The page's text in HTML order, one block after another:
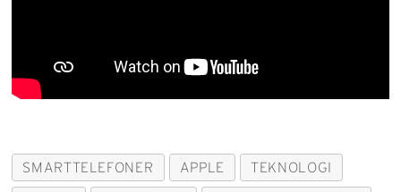
SMARTTELEFONER APPLE TEKNOLOGI